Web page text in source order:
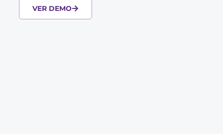
VER DEMO